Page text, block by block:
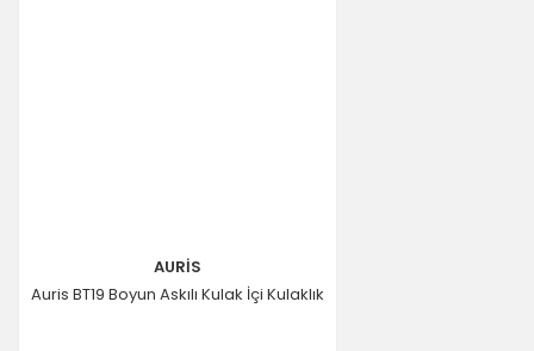
AURİS
Auris BT19 Boyun Askılı Kulak İçi Kulaklık